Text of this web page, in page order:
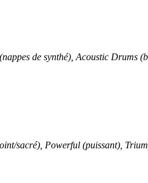
de synthé), Acoustic Drums
sacré), Powerful (puissant),